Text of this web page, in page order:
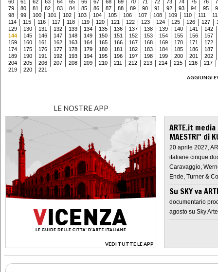
60 61 62 63 64 65 66 67 68 69 70 71 72 73 74 75 76
79
80 81 82 83 84 85 86 87 88 89 90 91 92 93 94 95
98
99 100 101 102 103 104 105 106 107 108 109 110 111
114
115 116 117 118 119 120 121 122 123 124 125 126 127
129
130 131 132 133 134 135 136 137 138 139 140 141
142
144
145 146 147 148 149 150 151 152 153 154 155 156
157
159
160 161 162 163 164 165 166 167 168 169 170 171
172
174
175 176 177 178 179 180 181 182 183 184 185 186
187
189
190 191 192 193 194 195 196 197 198 199 200 201
202
204
205 206 207 208 209 210 211 212 213 214 215 216
217
219
220
221
AGGIUNGI
LE NOSTRE APP
VEDI TUTTE LE APP
>
ARTE.it
MAESTRI" di
20 aprile 2027,
italiane cinque
Caravaggio,
Ende, Turner &
Su SKY va
documentario
agosto su Sky Arte